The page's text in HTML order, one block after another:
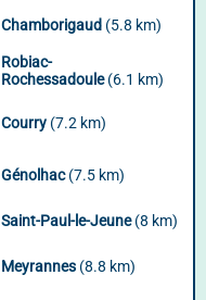
Chamborigaud (5.8 km)
Robiac-
Rochessadoule(6.1 km)
Courry (7.2 km)
Génolhac(7.5 km)
Saint-Paul-le-Jeune(8 km)
Meyrannes (8.8 km)